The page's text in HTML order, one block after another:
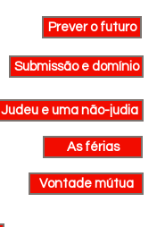
Prever o futuro
Submissão e domínio
Judeu e uma não-judia
As férias
Vontade mútua